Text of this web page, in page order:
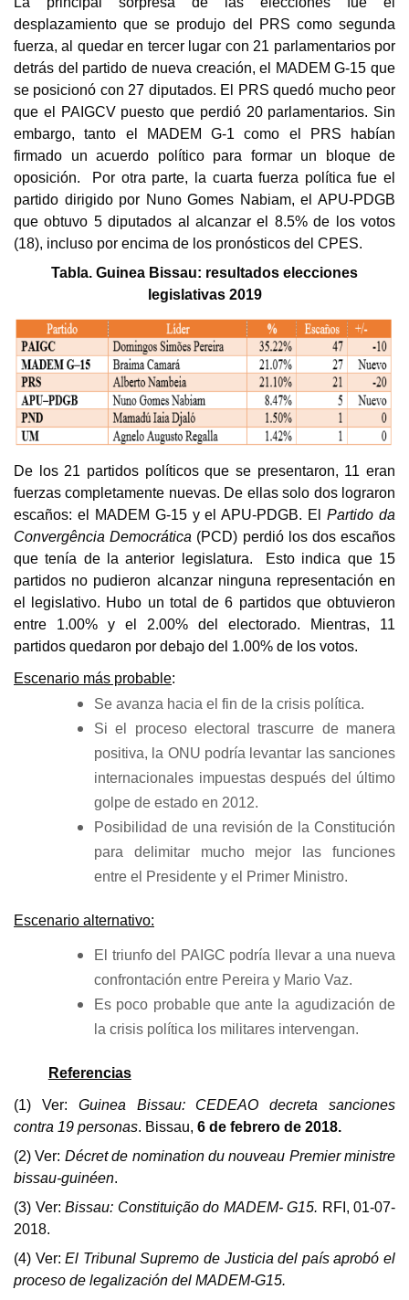
desplazamiento que se produjo del PRS como segunda
fuerza, al quedar en tercer lugar con 21 parlamentarios por
detrás del partido de nueva creación, el MADEM G-15 que
se posicionó con 27 diputados. El PRS quedó mucho peor
que el PAIGCV puesto que perdió 20 parlamentarios. Sin
embargo, tanto el MADEM G-1 como el PRS habían
firmado un acuerdo político para formar un bloque de
oposición. Por otra parte, la cuarta fuerza política fue el
partido dirigido por Nuno Gomes Nabiam, el APU-PDGB
que obtuvo 5 diputados al alcanzar el 8.5% de los votos
(18), incluso por encima de los pronósticos del CPES.
Tabla. Guinea Bissau: resultados elecciones
legislativas 2019
De los 21 partidos políticos que se presentaron, 11 eran
fuerzas completamente nuevas. De ellas solo dos lograron
escaños: el MADEM G-15 y el APU-PDGB. ElPartido da
Convergência Democrática (PCD) perdió los dos escaños
que tenía de la anterior legislatura. Esto indica que 15
partidos no pudieron alcanzar ninguna representación en
el legislativo. Hubo un total de 6 partidos que obtuvieron
entre 1.00% y el 2.00% del electorado. Mientras, 11
partidos quedaron por debajo del 1.00% de los votos.
Escenario más probable:
Se avanza hacia el fin de la crisis política.
Si el proceso electoral trascurre de manera
positiva, la ONU podría levantar las sanciones
internacionales impuestas después del último
golpe de estado en 2012.
Posibilidad de una revisión de la Constitución
para delimitar mucho mejor las funciones
entre el Presidente y el Primer Ministro.
Escenario alternativo:
El triunfo del PAIGC podría llevar a una nueva
confrontación entre Pereira y Mario Vaz.
Es poco probable que ante la agudización de
la crisis política los militares intervengan.
Referencias
(1) Ver: Guinea Bissau: CEDEAO decreta sanciones
contra 19 personas. Bissau, 6 de febrero de 2018.
(2) Ver: Décret de nomination du nouveau Premier ministre
bissau-guinéen.
(3) Ver: Bissau: Constituição do MADEM- G15. RFI, 01-07-
2018.
(4) Ver:El Tribunal Supremo de Justicia del país aprobó el
proceso de legalización del MADEM-G15.